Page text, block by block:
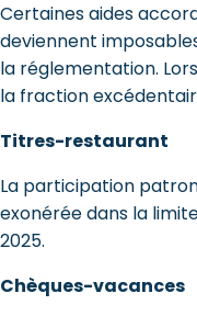
Certaines aides
deviennent
la réglementation.
la fraction
Titres-restaurant
La participation
exonérée dans la
2025.
Chèques-vacances